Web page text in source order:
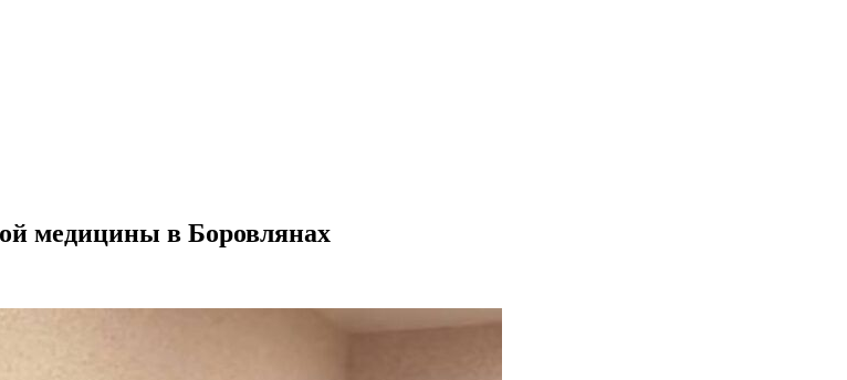
медицины в Боровлянах